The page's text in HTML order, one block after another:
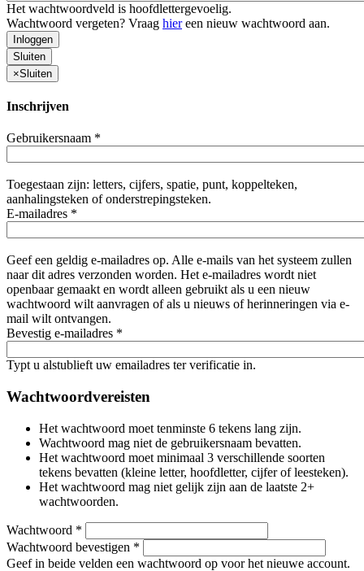
Het wachtwoordveld is hoofdlettergevoelig.
Wachtwoord vergeten? Vraag hiereen nieuw wachtwoord aan.
Inloggen
Sluiten
×Sluiten
Inschrijven
Gebruikersnaam *
Toegestaan zijn: letters, cijfers, spatie, punt, koppelteken,
aanhalingsteken of onderstrepingsteken.
E-mailadres *
Geef een geldig e-mailadres op. Alle e-mails van het systeem zullen
naar dit adres verzonden worden. Het e-mailadres wordt niet
openbaar gemaakt en wordt alleen gebruikt als u een nieuw
wachtwoord wilt aanvragen of als u nieuws of herinneringen via e-
mail wilt ontvangen.
Bevestig e-mailadres *
Typt u alstublieft uw emailadres ter verificatie in.
Wachtwoordvereisten
Het wachtwoord moet tenminste 6 tekens lang zijn.
Wachtwoord mag niet de gebruikersnaam bevatten.
Het wachtwoord moet minimaal 3 verschillende soorten
tekens bevatten (kleine letter, hoofdletter, cijfer of leesteken).
Het wachtwoord mag niet gelijk zijn aan de laatste 2+
wachtwoorden.
Wachtwoord *
Wachtwoord bevestigen *
Geef in beide velden een wachtwoord op voor het nieuwe account.